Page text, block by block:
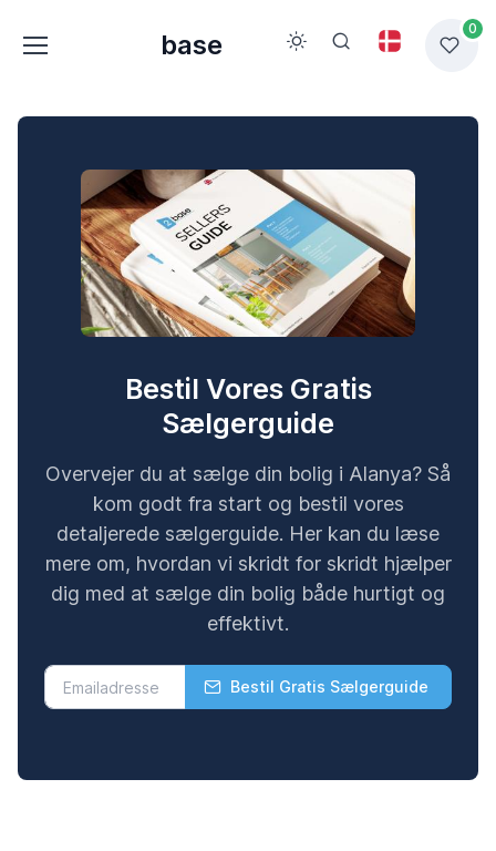
base
0
Bestil Vores Gratis
Sælgerguide
Overvejer du at sælge din bolig i Alanya? Så
kom godt fra start og bestil vores
detaljerede sælgerguide. Her kan du læse
mere om, hvordan vi skridt for skridt hjælper
dig med at sælge din bolig både hurtigt og
effektivt.
Bestil Gratis Sælgerguide